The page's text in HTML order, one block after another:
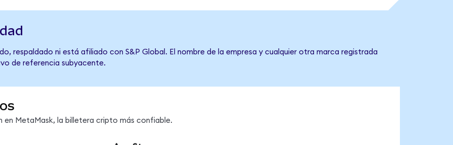
respaldado ni está afiliado con S&P Global. El nombre de la empresa y cualquier otra marca registrada
de referencia subyacente.
en MetaMask, la billetera cripto más confiable.